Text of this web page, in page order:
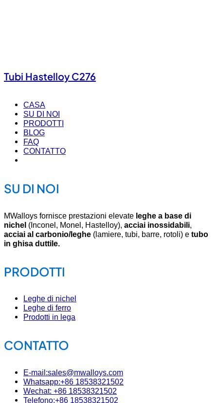
Tubi Hastelloy C276
CASA
SU DI NOI
PRODOTTI
BLOG
FAQ
CONTATTO
SU DI NOI
MWalloys fornisce prestazioni elevate leghe a base di
nichel (Inconel, Monel, Hastelloy), acciai inossidabili,
acciai al carbonio/leghe (lamiere, tubi, barre, rotoli) e tubo
in ghisa duttile.
PRODOTTI
Leghe di nichel
Leghe di ferro
Prodotti in lega
CONTATTO
E-mail:sales@mwalloys.com
Whatsapp:+86 18538321502
Wechat: +86 18538321502
Telefono:+86 18538321502